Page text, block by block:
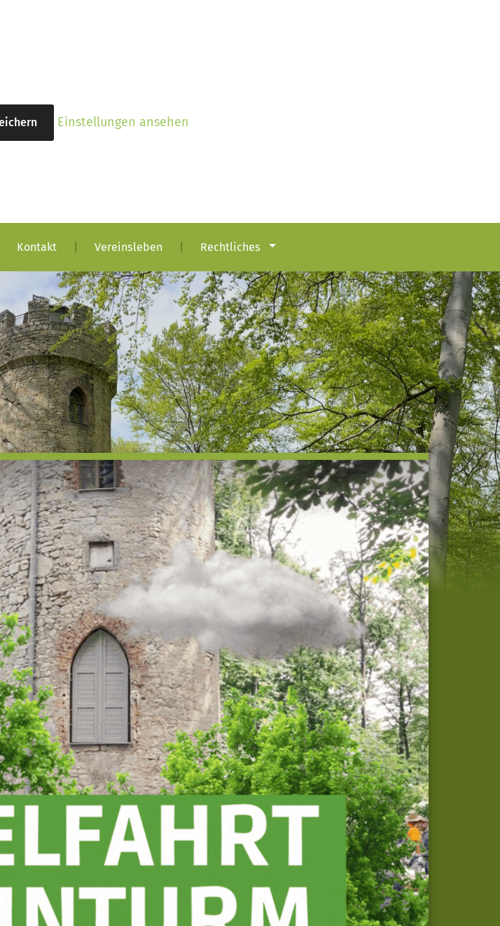
Einstellungen ansehen
Kontakt Vereinsleben Rechtliches